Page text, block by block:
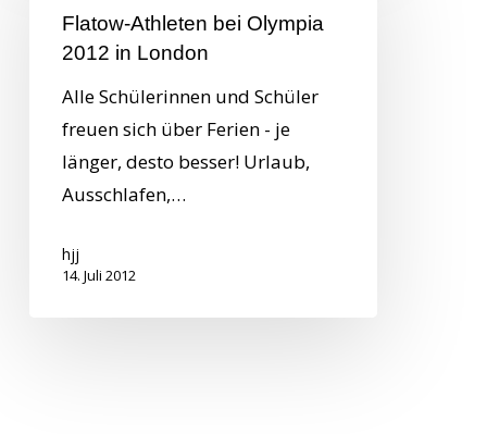
Flatow-Athleten bei Olympia
2012 in London
Alle Schülerinnen und Schüler
freuen sich über Ferien - je
länger, desto besser! Urlaub,
Ausschlafen,…
hjj
14. Juli 2012